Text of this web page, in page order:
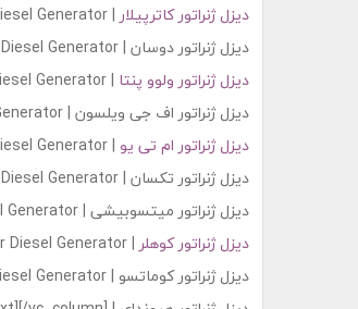
دیزل ژنراتور کاترپیلار| Caterpillar Diesel Generator
دیزل ژنراتور دوسان | Dosan Diesel Generator
دیزل ژنراتور ولوو پنتا | Volvo Penta Diesel Generator
دیزل ژنراتور اف جی ویلسون | FG Wilson Diesel Generator
دیزل ژنراتور ام تی یو| MTU Diesel Generator
دیزل ژنراتور تکسان | Taksan Diesel Generator
دیزل ژنراتور میتسوبیشی | Mitsubishi Diesel Generator
دیزل ژنراتور کوهلر| Kohler Diesel Generator
دیزل ژنراتور کوماتسو | Komatsu Diesel Generator